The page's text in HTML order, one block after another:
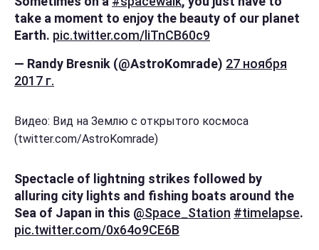
take a moment to enjoy the beauty of our planet
Earth. pic.twitter.com/liTnCB60c9
— Randy Bresnik (@AstroKomrade) 27 ноября
2017 г.
Видео: Вид на Землю с открытого космоса
(twitter.com/AstroKomrade)
Spectacle of lightning strikes followed by
alluring city lights and fishing boats around the
Sea of Japan in this @Space_Station #timelapse.
pic.twitter.com/0x64o9CE6B